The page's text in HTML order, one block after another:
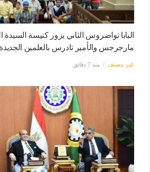
البابا تواضروس الثاني يزور كنيسة السيدة
مارجرجس والأمير تادرس بالعلمين
غير مصنف منذ 7 دقائق